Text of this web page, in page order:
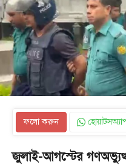
ফলো করুন
জুলাই-আগস্টের